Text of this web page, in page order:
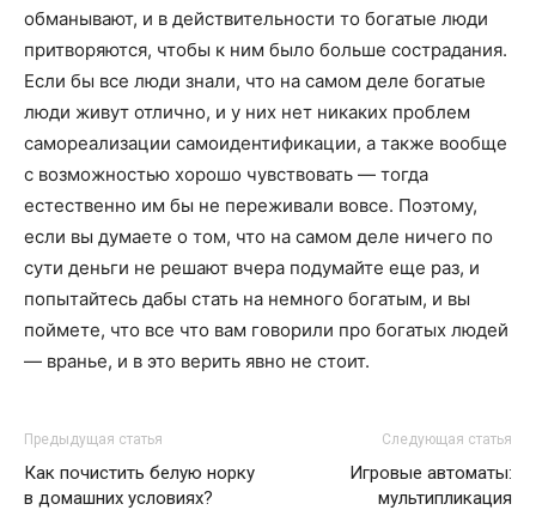
обманывают, и в действительности то богатые люди
притворяются, чтобы к ним было больше сострадания.
Если бы все люди знали, что на самом деле богатые
люди живут отлично, и у них нет никаких проблем
самореализации самоидентификации, а также вообще
с возможностью хорошо чувствовать — тогда
естественно им бы не переживали вовсе. Поэтому,
если вы думаете о том, что на самом деле ничего по
сути деньги не решают вчера подумайте еще раз, и
попытайтесь дабы стать на немного богатым, и вы
поймете, что все что вам говорили про богатых людей
— вранье, и в это верить явно не стоит.
Предыдущая статья
Как почистить белую норку
в домашних условиях?
Следующая статья
Игровые автоматы:
мультипликация